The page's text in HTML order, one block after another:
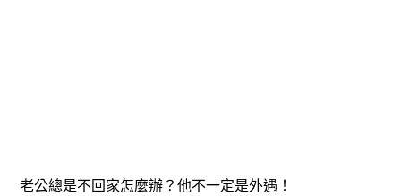
老公總是不回家怎麼辦？他不一定是外遇！